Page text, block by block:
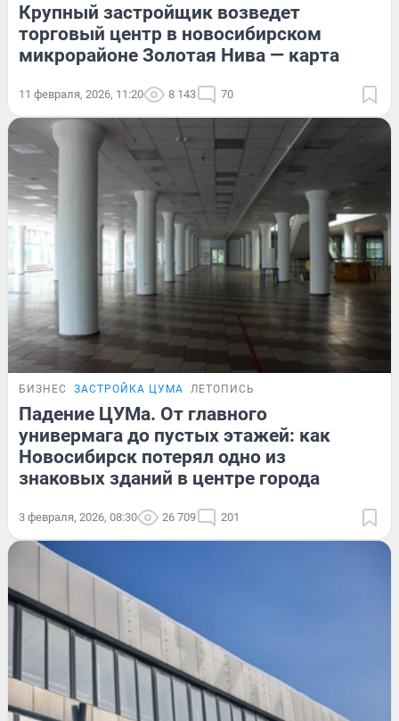
Крупный застройщик возведет
торговый центр в новосибирском
микрорайоне Золотая Нива — карта
11 февраля, 2026, 11:20 8 143 70
БИЗНЕС ЗАСТРОЙКА ЦУМА ЛЕТОПИСЬ
Падение ЦУМа. От главного
универмага до пустых этажей: как
Новосибирск потерял одно из
знаковых зданий в центре города
3 февраля, 2026, 08:30 26 709 201